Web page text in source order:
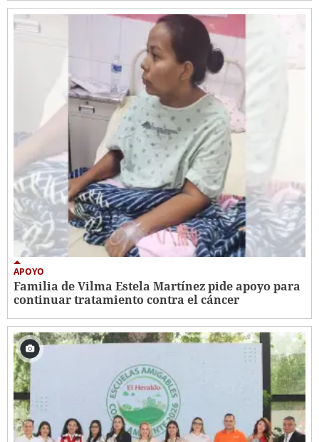
APOYO
Familia de Vilma Estela Martínez pide apoyo para
continuar tratamiento contra el cáncer